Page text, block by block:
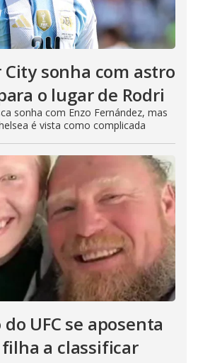
sonha com astro
o lugar de Rodri
sonha com Enzo Fernández, mas
é vista como complicada
UFC se aposenta
a classificar